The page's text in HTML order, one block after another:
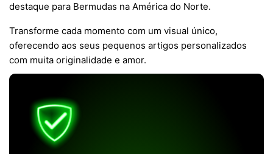
destaque para Bermudas na América do Norte.
Transforme cada momento com um visual único,
oferecendo aos seus pequenos artigos personalizados
com muita originalidade e amor.